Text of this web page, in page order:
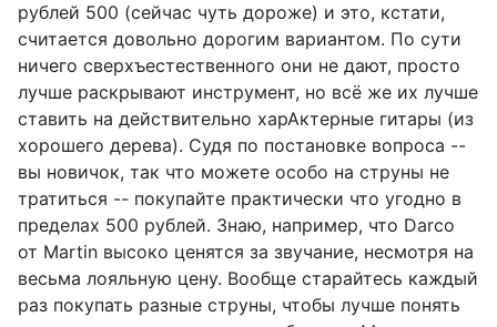
рублей 500 (сейчас чуть дороже) и это, кстати,
считается довольно дорогим вариантом. По сути
ничего сверхъестественного они не дают, просто
лучше раскрывают инструмент, но всё же их лучше
ставить на действительно харАктерные гитары (из
хорошего дерева). Судя по постановке вопроса --
вы новичок, так что можете особо на струны не
тратиться -- покупайте практически что угодно в
пределах 500 рублей. Знаю, например, что Darco
от Martin высоко ценятся за звучание, несмотря на
весьма лояльную цену. Вообще старайтесь каждый
раз покупать разные струны, чтобы лучше понять